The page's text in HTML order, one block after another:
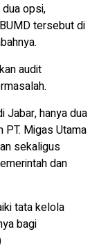
opsi,
tersebut di
audit
Jabar, hanya dua
PT. Migas Utama
sekaligus
dan
tata kelola
bagi